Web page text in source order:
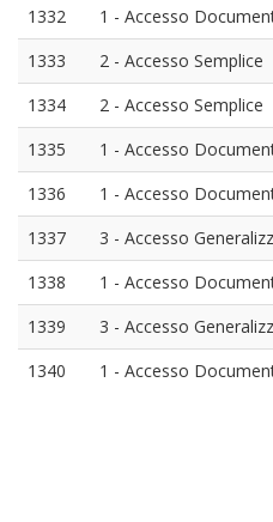
1332
1 - Accesso
1333
2 - Accesso Semplice
1334
2 - Accesso Semplice
1335
1 - Accesso
1336
1 - Accesso
1337
3 - Accesso
1338
1 - Accesso
1339
3 - Accesso
1340
1 - Accesso